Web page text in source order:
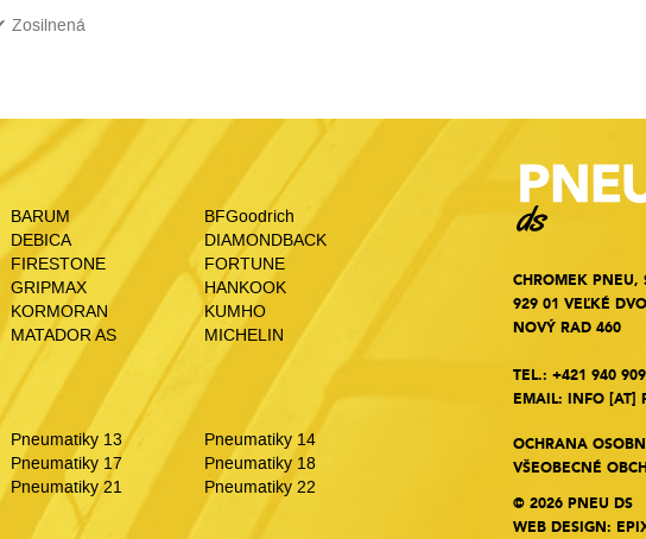
Zosilnená
BARUM
BFGoodrich
DEBICA
DIAMONDBACK
FIRESTONE
FORTUNE
GRIPMAX
HANKOOK
KORMORAN
KUMHO
MATADOR AS MICHELIN
Pneumatiky 13
Pneumatiky 14
Pneumatiky 17
Pneumatiky 18
Pneumatiky 21
Pneumatiky 22
CHROMEK PNEU,
929 01 VEĽKÉ
NOVÝ RAD 460
TEL.: +421 940
EMAIL: INFO [AT]
OCHRANA
VŠEOBECNÉ
© 2026 PNEU DS
WEB DESIGN: